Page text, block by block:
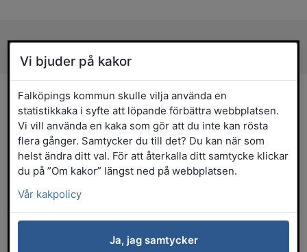
Sidans innehåll
Detaljplaner – så funkar det
Detaljplaner används för att bestämma
hur mark och vatten ska användas. I
detaljplanen står det exempelvis var på
en fastighet byggnation får ske, vilka
och hur stora de får vara. På den här
sidan berättar vi om hur arbetet med att
Vi bjuder på kakor
Falköpings kommun skulle vilja använda en
statistikkaka i syfte att löpande förbättra webbplatsen.
Vi vill använda en kaka som gör att du inte kan rösta
flera gånger. Samtycker du till det? Du kan när som
helst ändra ditt val. För att återkalla ditt samtycke klickar
du på ”Om kakor” längst ned på webbplatsen.
Vår kakpolicy
Ja, jag samtycker